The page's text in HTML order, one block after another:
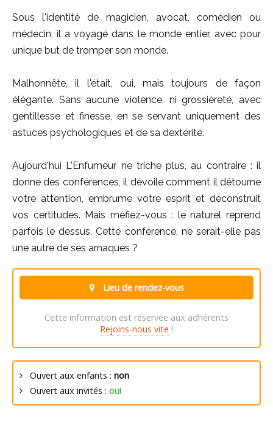
Sous l'identité de magicien, avocat, comédien ou
médecin, il a voyagé dans le monde entier, avec pour
unique but de tromper son monde.
Malhonnête, il l'était, oui, mais toujours de façon
élégante. Sans aucune violence, ni grossièreté, avec
gentillesse et finesse, en se servant uniquement des
astuces psychologiques et de sa dextérité.
Aujourd'hui L'Enfumeur ne triche plus, au contraire : il
donne des conférences, il dévoile comment il détourne
votre attention, embrume votre esprit et déconstruit
vos certitudes. Mais méfiez-vous : le naturel reprend
parfois le dessus. Cette conférence, ne serait-elle pas
une autre de ses arnaques ?
Lieu de rendez-vous
Cette information est réservée aux adhérents
Rejoins-nous vite !
Ouvert aux enfants : non
Ouvert aux invités : oui